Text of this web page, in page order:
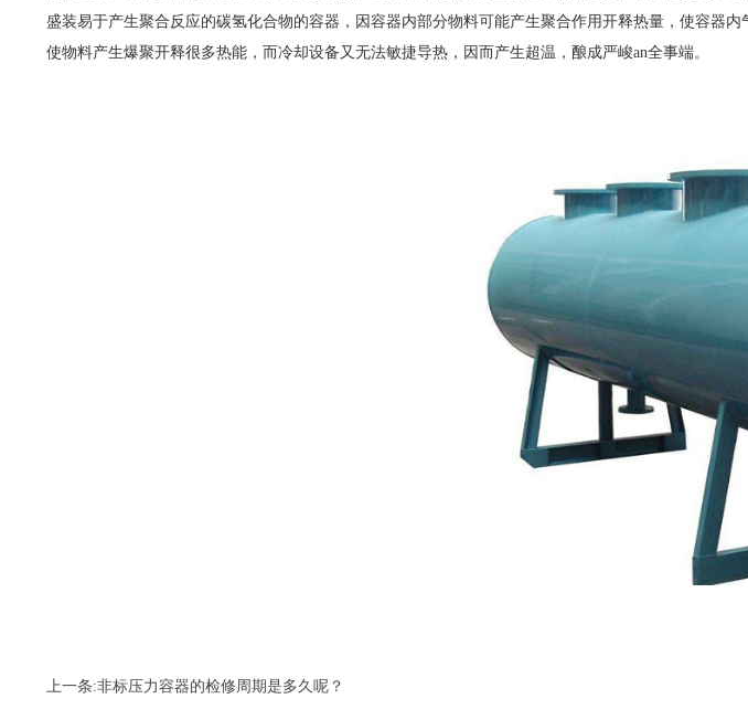
盛装易于产生聚合反应的碳氢化合物的容器，因容器内部分物料可能产生聚合作用开释热量，使容器
使物料产生爆聚开释很多热能，而冷却设备又无法敏捷导热，因而产生超温，酿成严峻an全事端。
上一条:非标压力容器的检修周期是多久呢？